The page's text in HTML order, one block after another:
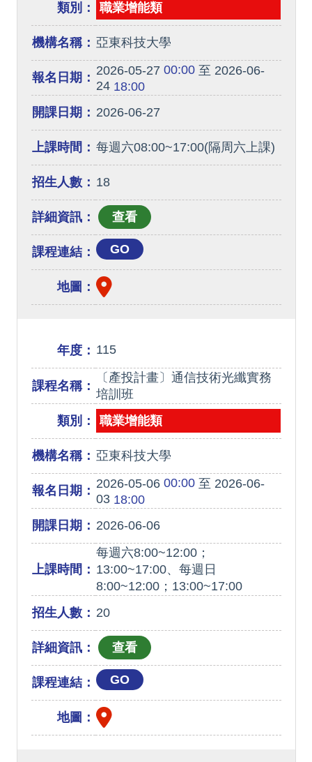
類別：
職業增能類
機構名稱： 亞東科技大學
報名日期： 2026-05-27 00:00至 2026-06-
2418:00
開課日期： 2026-06-27
上課時間： 每週六08:00~17:00(隔周六上課)
招生人數： 18
詳細資訊：
課程連結： GO
地圖：
年度： 115
課程名稱：
〔產投計畫〕通信技術光纖實務
培訓班
類別：
職業增能類
機構名稱： 亞東科技大學
報名日期： 2026-05-0600:00至 2026-06-
0318:00
開課日期： 2026-06-06
上課時間：
每週六8:00~12:00；
13:00~17:00、每週日
8:00~12:00；13:00~17:00
招生人數： 20
詳細資訊：
課程連結： GO
地圖：